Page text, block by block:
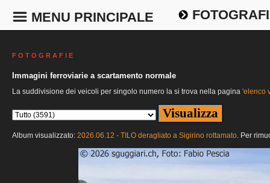
MENU PRINCIPALE
F O T O G R A F I E
Immagini ferroviarie a scartamento normale
La suddivisione dei veicoli per singolo numero la si trova nella pagina 'elenco
Album visualizzato: 2026.06.12 - TILO deragliato a Sigirino rottamato. Per